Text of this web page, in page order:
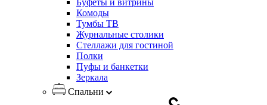
Комоды
Тумбы ТВ
Журнальные столики
Стеллажи для гостиной
Полки
Пуфы и банкетки
Зеркала
Спальни